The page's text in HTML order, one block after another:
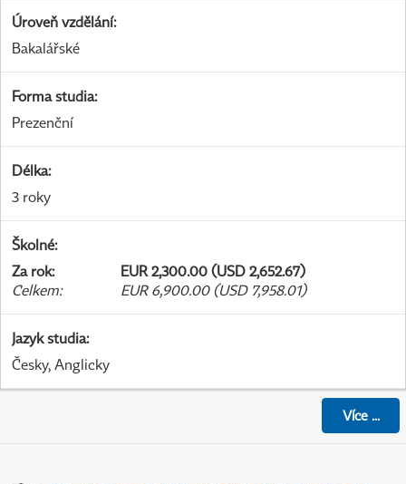
Úroveň vzdělání:
Bakalářské
Forma studia:
Prezenční
Délka:
3 roky
Školné:
Za rok:
EUR 2,300.00 (USD 2,652.67)
Celkem: EUR 6,900.00 (USD 7,958.01)
Jazyk studia:
Česky, Anglicky
Více...